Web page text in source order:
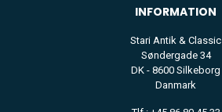
INFORMATION
Stari Antik & Classic
Søndergade 34
DK - 8600 Silkeborg
Danmark